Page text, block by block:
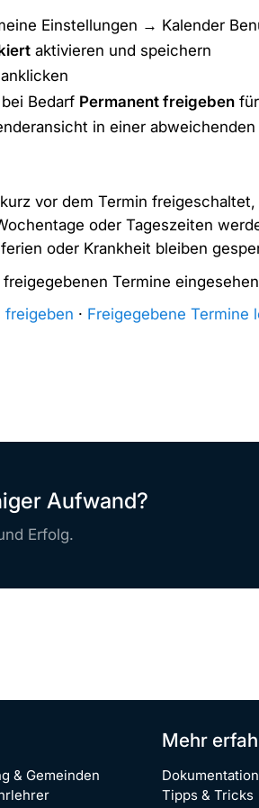
Einstellungen → Kalender
aktivieren und speichern
Bedarf Permanent freigeben
in einer
vor dem Termin
oder Tageszeiten
oder Krankheit bleiben
Termine
freigeben · Freigegebene Termine
Aufwand?
Erfolg.
& Gemeinden
Mehr
Dokumentation
Tipps & Tricks